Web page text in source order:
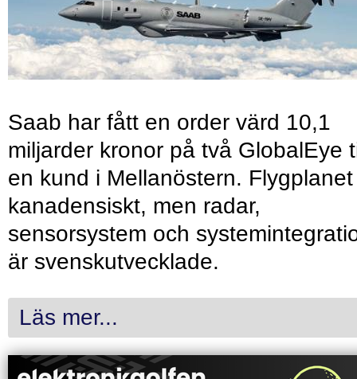
Saab har fått en order värd 10,1
miljarder kronor på två GlobalEye
en kund i Mellanöstern.
kanadensiskt, men radar,
sensorsystem och
är svenskutvecklade.
Läs mer...